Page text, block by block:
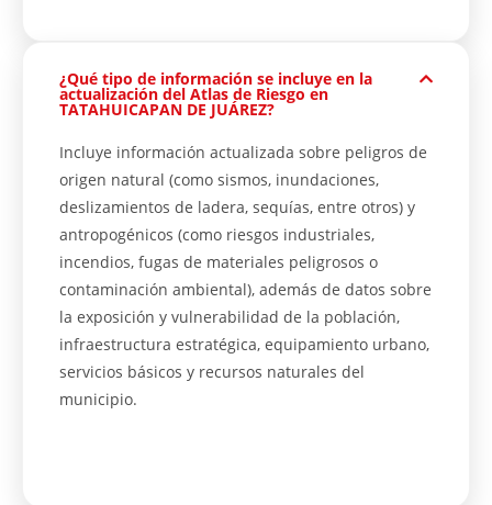
¿Qué tipo de información se incluye en la
actualización del Atlas de Riesgo en
TATAHUICAPAN DE JUÁREZ?
Incluye información actualizada sobre peligros de
origen natural (como sismos, inundaciones,
deslizamientos de ladera, sequías, entre otros) y
antropogénicos (como riesgos industriales,
incendios, fugas de materiales peligrosos o
contaminación ambiental), además de datos sobre
la exposición y vulnerabilidad de la población,
infraestructura estratégica, equipamiento urbano,
servicios básicos y recursos naturales del
municipio.